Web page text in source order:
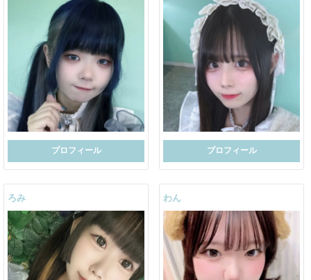
プロフィール プロフィール
ろみ わん